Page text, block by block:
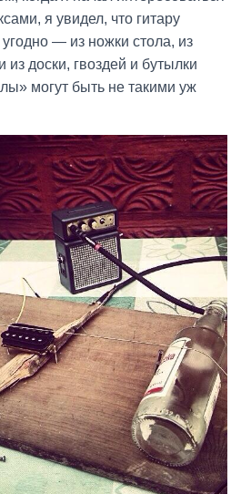
я увидел, что гитару
— из ножки стола, из
из доски, гвоздей и бутылки
могут быть не такими уж